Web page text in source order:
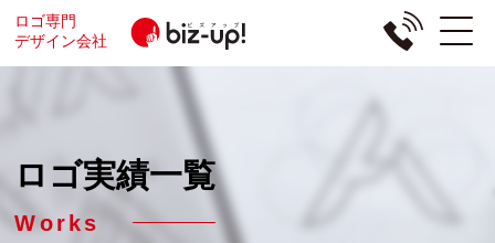
ロゴ専門
デザイン会社
ロゴ実績一覧
Works